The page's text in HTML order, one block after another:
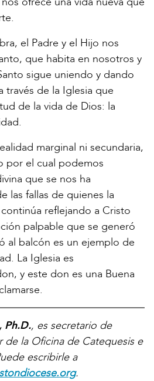
el Padre y el Hijo nos
que habita en nosotros y
sigue uniendo y dando
través de la Iglesia que
de la vida de Dios: la
marginal ni secundaria,
por el cual podemos
que se nos ha
las fallas de quienes la
reflejando a Cristo
palpable que se generó
al balcón es un ejemplo de
La Iglesia es
y este don es una Buena
Ph.D., es secretario de
la Oficina de Catequesis e
escribirle a
.